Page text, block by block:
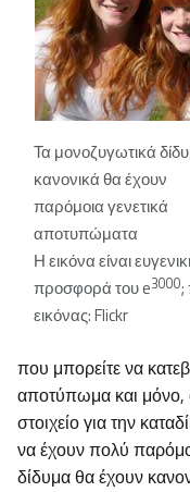
Τα μονοζυγωτικά
κανονικά θα έχουν
παρόμοια γενετικά
αποτυπώματα
Η εικόνα είναι
προσφορά του e3000;
εικόνας: Flickr
που μπορείτε να
αποτύπωμα και μόνο,
στοιχείο για την
να έχουν πολύ
δίδυμα θα έχουν